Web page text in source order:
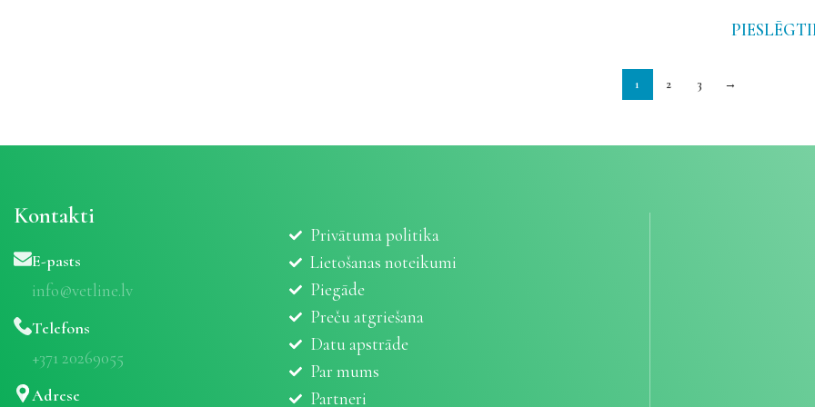
1 2 3 →
Kontakti
E-pasts
info@vetline.lv
Telefons
+371 20269055
Adrese
Privātuma politika
Lietošanas noteikumi
Piegāde
Preču atgriešana
Datu apstrāde
Par mums
Partneri